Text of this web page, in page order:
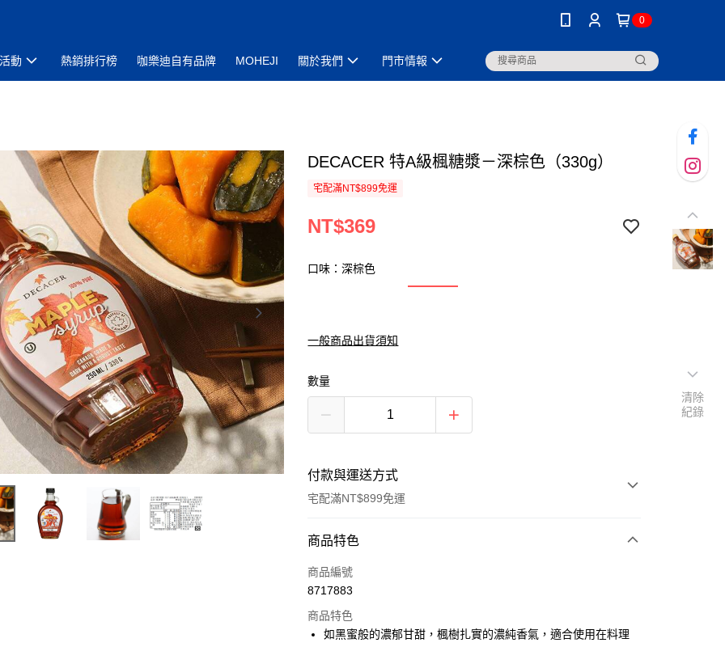
0
動 熱銷排行榜 咖樂迪自有品牌 MOHEJI 關於我們 門市情報
DECACER 特A級楓糖漿－深棕色（330g）
宅配滿NT$899免運
NT$369
口味：深棕色
一般商品出貨須知
數量
付款與運送方式
宅配滿NT$899免運
付款方式
信用卡一次付款
Apple Pay
商品特色
商品編號
8717883
商品特色
如黑蜜般的濃郁甘甜，楓樹扎實的濃純香氣，適合使用在料理
清除
紀錄